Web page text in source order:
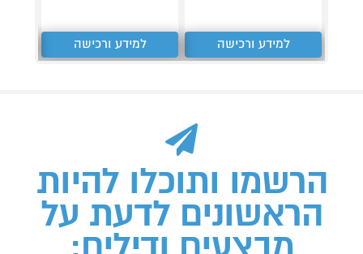
למידע ורכישה למידע ורכישה
הרשמו ותוכלו להיות
הראשונים לדעת על